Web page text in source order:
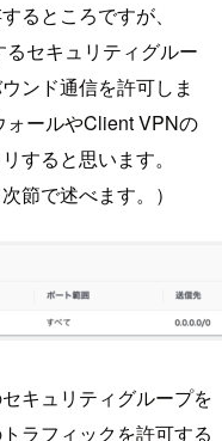
るところですが、
セキュリティグルー
ンド通信を許可しま
ールやClient VPNの
すると思います。
節で述べます。）
キュリティグループを
ラフィックを許可する